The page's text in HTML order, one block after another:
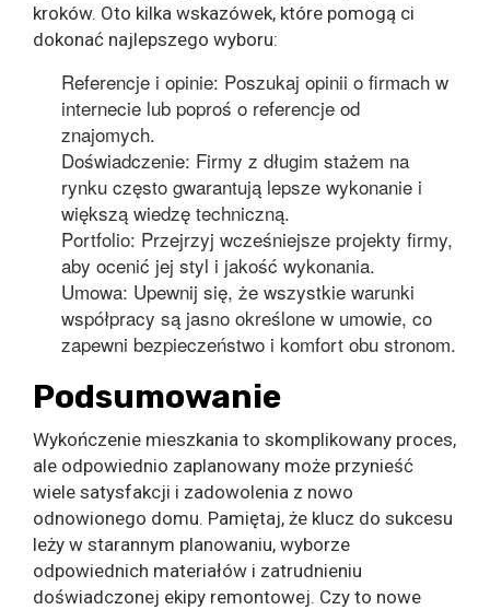
kroków. Oto kilka wskazówek, które pomogą ci
dokonać najlepszego wyboru:
Referencje i opinie: Poszukaj opinii o firmach w
internecie lub poproś o referencje od
znajomych.
Doświadczenie: Firmy z długim stażem na
rynku często gwarantują lepsze wykonanie i
większą wiedzę techniczną.
Portfolio: Przejrzyj wcześniejsze projekty firmy,
aby ocenić jej styl i jakość wykonania.
Umowa: Upewnij się, że wszystkie warunki
współpracy są jasno określone w umowie, co
zapewni bezpieczeństwo i komfort obu stronom.
Podsumowanie
Wykończenie mieszkania to skomplikowany proces,
ale odpowiednio zaplanowany może przynieść
wiele satysfakcji i zadowolenia z nowo
odnowionego domu. Pamiętaj, że klucz do sukcesu
leży w starannym planowaniu, wyborze
odpowiednich materiałów i zatrudnieniu
doświadczonej ekipy remontowej. Czy to nowe